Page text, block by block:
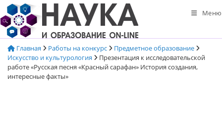
Перейти
к
содержимому
Меню
Главная Работы на конкурс
Предметное образование
Искусство и культурология
Презентация к исследовательской
работе «Русская песня «Красный сарафан» История создания,
интересные факты»